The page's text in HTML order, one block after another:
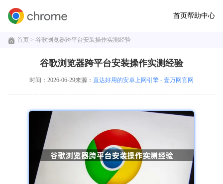
首页帮助中心
首页 > 谷歌浏览器跨平台安装操作实测经验
谷歌浏览器跨平台安装操作实测经验
时间：2026-06-29来源： 直达好用的安卓上网引擎 - 壹万网官网